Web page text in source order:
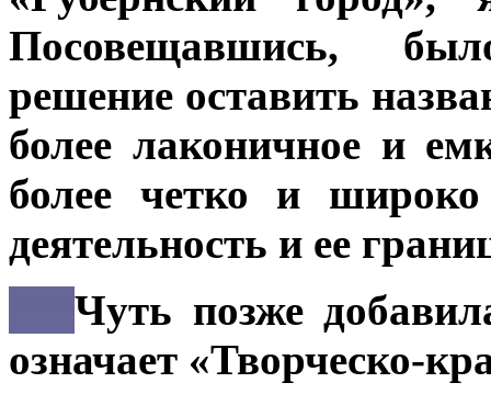
Посовещавшись,
решение оставить
более лаконичное и
более четко и
деятельность и ее
Чуть позже
означает «Творческо-